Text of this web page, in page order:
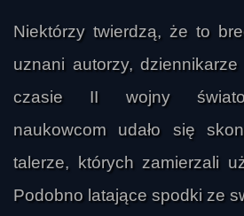
Niektórzy twierdzą, że to
uznani autorzy,
czasie II wojny
naukowcom udało się
talerze, których zamierzali
Podobno latające spodki ze